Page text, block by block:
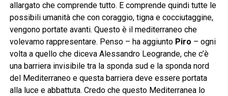
allargato che comprende tutto. E comprende quindi tutte le
possibili umanità che con coraggio, tigna e cocciutaggine,
vengono portate avanti. Questo è il mediterraneo che
volevamo rappresentare. Penso – ha aggiunto Piro – ogni
volta a quello che diceva Alessandro Leogrande, che c’è
una barriera invisibile tra la sponda sud e la sponda nord
del Mediterraneo e questa barriera deve essere portata
alla luce e abbattuta. Credo che questo Mediterranea lo